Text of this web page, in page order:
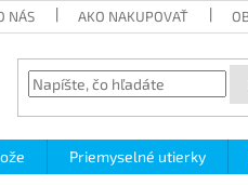
NÁS AKO NAKUPOVAŤ
Priemyselné utierky